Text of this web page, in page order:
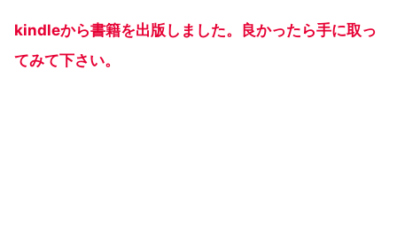
kindleから書籍を出版しました。良かったら手に取っ
てみて下さい。